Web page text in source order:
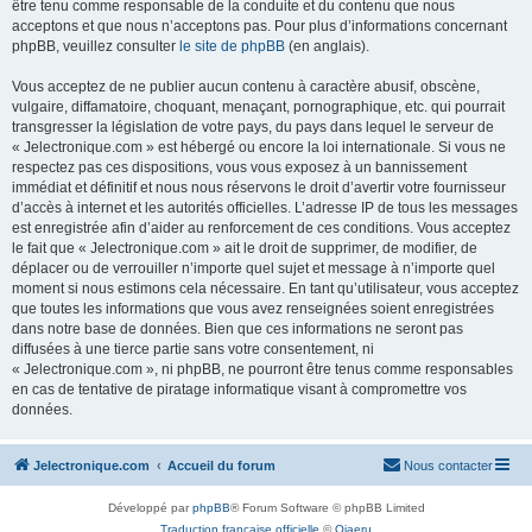
être tenu comme responsable de la conduite et du contenu que nous
acceptons et que nous n’acceptons pas. Pour plus d’informations concernant
phpBB, veuillez consulter le site de phpBB (en anglais).
Vous acceptez de ne publier aucun contenu à caractère abusif, obscène,
vulgaire, diffamatoire, choquant, menaçant, pornographique, etc. qui pourrait
transgresser la législation de votre pays, du pays dans lequel le serveur de
« Jelectronique.com » est hébergé ou encore la loi internationale. Si vous ne
respectez pas ces dispositions, vous vous exposez à un bannissement
immédiat et définitif et nous nous réservons le droit d’avertir votre fournisseur
d’accès à internet et les autorités officielles. L’adresse IP de tous les messages
est enregistrée afin d’aider au renforcement de ces conditions. Vous acceptez
le fait que « Jelectronique.com » ait le droit de supprimer, de modifier, de
déplacer ou de verrouiller n’importe quel sujet et message à n’importe quel
moment si nous estimons cela nécessaire. En tant qu’utilisateur, vous acceptez
que toutes les informations que vous avez renseignées soient enregistrées
dans notre base de données. Bien que ces informations ne seront pas
diffusées à une tierce partie sans votre consentement, ni
« Jelectronique.com », ni phpBB, ne pourront être tenus comme responsables
en cas de tentative de piratage informatique visant à compromettre vos
données.
Jelectronique.com Accueil du forum Nous contacter
Développé parphpBB® Forum Software © phpBB Limited
Traduction française officielle ©Qiaeru